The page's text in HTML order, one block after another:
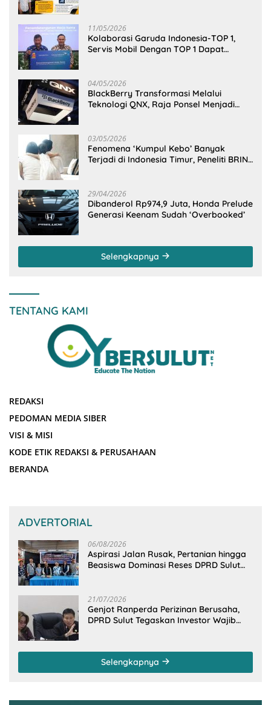
11/05/2026
Kolaborasi Garuda Indonesia-TOP 1,
Servis Mobil Dengan TOP 1 Dapat
04/05/2026
BlackBerry Transformasi Melalui
Teknologi QNX, Raja Ponsel Menjadi
03/05/2026
Fenomena ‘Kumpul Kebo’ Banyak
Terjadi di Indonesia Timur, Peneliti BRIN
29/04/2026
Dibanderol Rp974,9 Juta, Honda Prelude
Generasi Keenam Sudah ‘Overbooked’
Selengkapnya
TENTANG KAMI
REDAKSI
PEDOMAN MEDIA SIBER
VISI & MISI
KODE ETIK REDAKSI & PERUSAHAAN
BERANDA
ADVERTORIAL
06/08/2026
Aspirasi Jalan Rusak, Pertanian hingga
Beasiswa Dominasi Reses DPRD Sulut
21/07/2026
Genjot Ranperda Perizinan Berusaha,
DPRD Sulut Tegaskan Investor Wajib
Selengkapnya